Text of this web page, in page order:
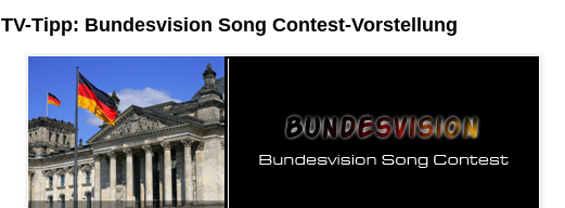
TV-Tipp: Bundesvision Song Contest-Vorstellung